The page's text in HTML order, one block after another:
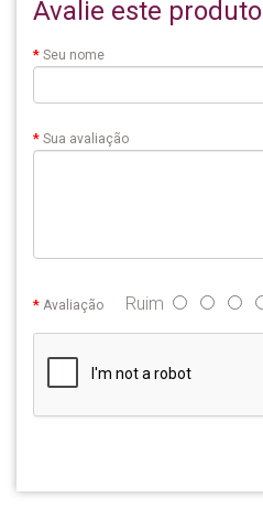
Avalie este produto
Seu nome
Sua avaliação
Avaliação Ruim